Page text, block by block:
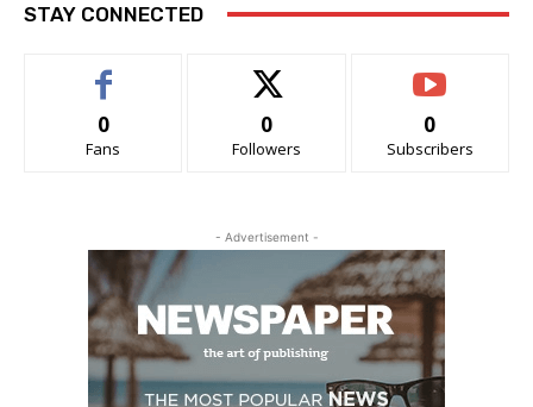
STAY CONNECTED
0
Fans
0
Followers
0
Subscribers
- Advertisement -